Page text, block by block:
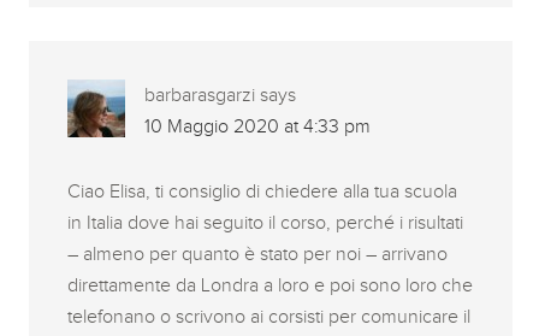
barbarasgarzi says
10 Maggio 2020 at 4:33 pm
Ciao Elisa, ti consiglio di chiedere alla tua scuola
in Italia dove hai seguito il corso, perché i risultati
– almeno per quanto è stato per noi – arrivano
direttamente da Londra a loro e poi sono loro che
telefonano o scrivono ai corsisti per comunicare il